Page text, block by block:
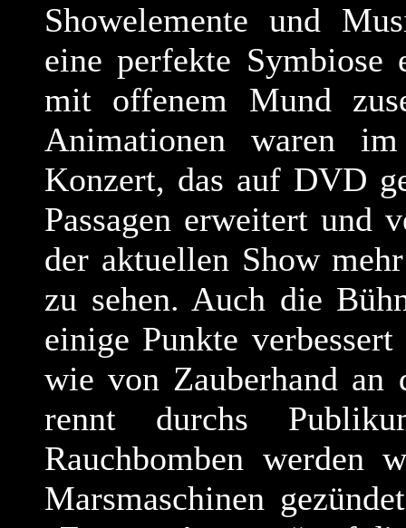
Showelemente und
eine perfekte
mit offenem Mund
Animationen waren
Konzert, das auf DVD
Passagen erweitert und
der aktuellen Show
zu sehen. Auch die
einige Punkte
wie von Zauberhand
rennt durchs
Rauchbomben werden
Marsmaschinen